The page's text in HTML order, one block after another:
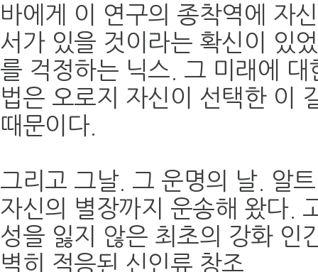
바에게 이 연구의 종착역에 자
서가 있을 것이라는 확신이 있
를 걱정하는 닉스. 그 미래에
법은 오로지 자신이 선택한 이
때문이다.
그리고 그날. 그 운명의 날. 알
자신의 별장까지 운송해 왔다.
성을 잃지 않은 최초의 강화 인
벽히 적응된 신인류 창조.